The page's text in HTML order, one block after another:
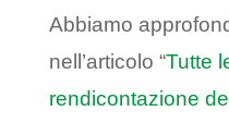
Abbiamo
nell’articolo “Tutte
rendicontazione